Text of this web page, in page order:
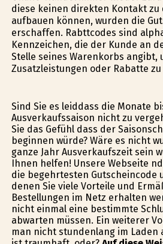
diese keinen direkten Kontakt zu
aufbauen können, wurden die
erschaffen. Rabttcodes sind
Kennzeichen, die der Kunde an
Stelle seines Warenkorbs angibt,
Zusatzleistungen oder Rabatte
Sind Sie es leiddass die Monate
Ausverkaufssaison nicht zu
Sie das Gefühl dass der
beginnen würde? Wäre es nicht
ganze Jahr Ausverkaufszeit sein
Ihnen helfen! Unsere Webseite
die begehrtesten Gutscheincode
denen Sie viele Vorteile und
Bestellungen im Netz erhalten
nicht einmal eine bestimmte
abwarten müssen. Ein weiterer
man nicht stundenlang im Laden